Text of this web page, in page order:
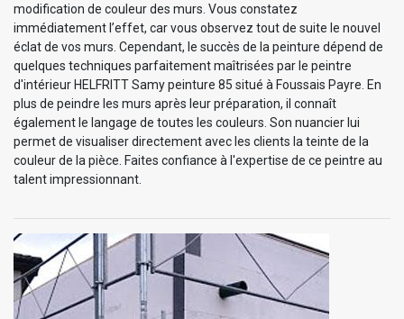
modification de couleur des murs. Vous constatez
immédiatement l’effet, car vous observez tout de suite le nouvel
éclat de vos murs. Cependant, le succès de la peinture dépend de
quelques techniques parfaitement maîtrisées par le peintre
d'intérieur HELFRITT Samy peinture 85 situé à Foussais Payre. En
plus de peindre les murs après leur préparation, il connaît
également le langage de toutes les couleurs. Son nuancier lui
permet de visualiser directement avec les clients la teinte de la
couleur de la pièce. Faites confiance à l'expertise de ce peintre au
talent impressionnant.